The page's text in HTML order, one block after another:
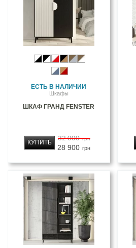
ЕСТЬ В НАЛИЧИИ
Шкафы
ШКАФ ГРАНД FENSTER
32 000 грн
28 900 грн
КУПИТЬ